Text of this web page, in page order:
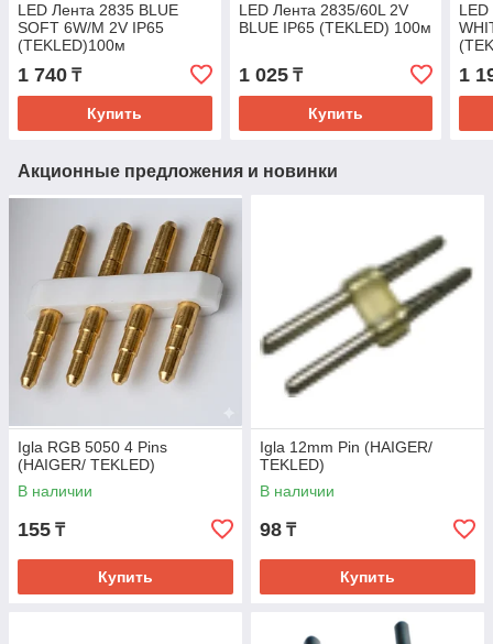
LED Лента 2835 BLUE
SOFT 6W/M 2V IP65
(TEKLED)100м
1 740 ₸
Купить
LED Лента 2835/60L 2V
BLUE IP65 (TEKLED) 100м
1 025₸
Купить
1
Акционные предложения и новинки
Igla RGB 5050 4 Pins
(HAIGER/ TEKLED)
В наличии
155 ₸
Купить
Igla 12mm Pin (HAIGER/
TEKLED)
В наличии
98 ₸
Купить